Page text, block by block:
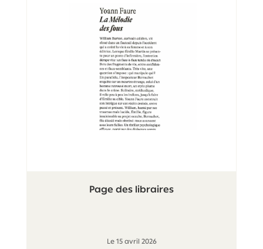
Page des libraires
Le 15 avril 2026